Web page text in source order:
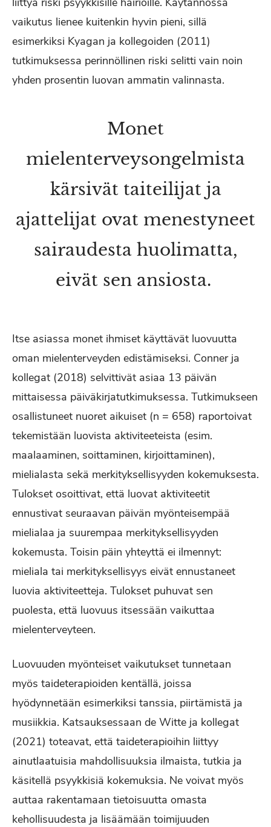
vaikutus lienee kuitenkin hyvin pieni, sillä
esimerkiksi Kyagan ja kollegoiden (2011)
tutkimuksessa perinnöllinen riski selitti vain noin
yhden prosentin luovan ammatin valinnasta.
Monet
mielenterveysongelmista
kärsivät taiteilijat ja
ajattelijat ovat menestyneet
sairaudesta huolimatta,
eivät sen ansiosta.
Itse asiassa monet ihmiset käyttävät luovuutta
oman mielenterveyden edistämiseksi. Conner ja
kollegat (2018) selvittivät asiaa 13 päivän
mittaisessa päiväkirjatutkimuksessa. Tutkimukseen
osallistuneet nuoret aikuiset (n = 658) raportoivat
tekemistään luovista aktiviteeteista (esim.
maalaaminen, soittaminen, kirjoittaminen),
mielialasta sekä merkityksellisyyden kokemuksesta.
Tulokset osoittivat, että luovat aktiviteetit
ennustivat seuraavan päivän myönteisempää
mielialaa ja suurempaa merkityksellisyyden
kokemusta. Toisin päin yhteyttä ei ilmennyt:
mieliala tai merkityksellisyys eivät ennustaneet
luovia aktiviteetteja. Tulokset puhuvat sen
puolesta, että luovuus itsessään vaikuttaa
mielenterveyteen.
Luovuuden myönteiset vaikutukset tunnetaan
myös taideterapioiden kentällä, joissa
hyödynnetään esimerkiksi tanssia, piirtämistä ja
musiikkia. Katsauksessaan de Witte ja kollegat
(2021) toteavat, että taideterapioihin liittyy
ainutlaatuisia mahdollisuuksia ilmaista, tutkia ja
käsitellä psyykkisiä kokemuksia. Ne voivat myös
auttaa rakentamaan tietoisuutta omasta
kehollisuudesta ja lisäämään toimijuuden